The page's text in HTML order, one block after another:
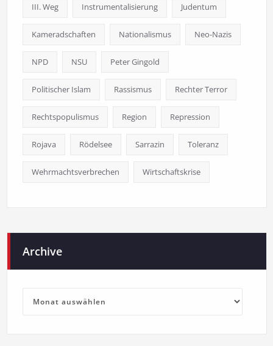
III. Weg Instrumentalisierung Judentum
Kameradschaften Nationalismus Neo-Nazis
NPD NSU Peter Gingold
Politischer Islam Rassismus Rechter Terror
Rechtspopulismus Region Repression
Rojava Rödelsee Sarrazin Toleranz
Wehrmachtsverbrechen Wirtschaftskrise
Archive